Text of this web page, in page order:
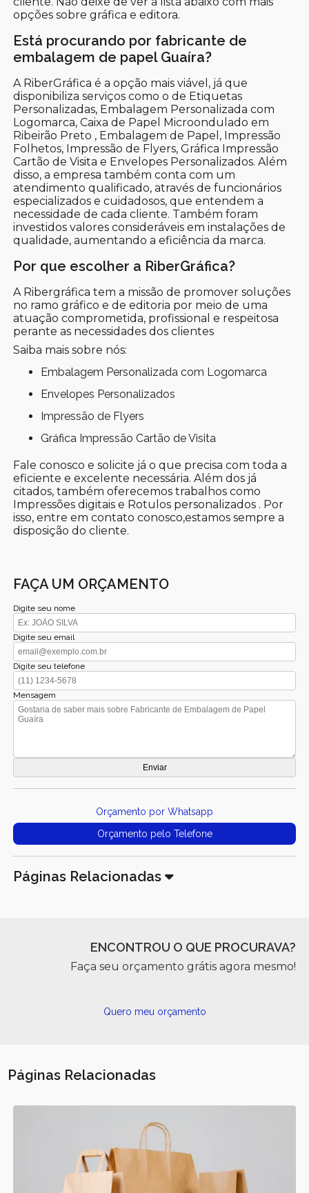
opções sobre gráfica e editora.
Está procurando por fabricante de
embalagem de papel Guaíra?
A RiberGráfica é a opção mais viável, já que
disponibiliza serviços como o de Etiquetas
Personalizadas, Embalagem Personalizada com
Logomarca, Caixa de Papel Microondulado em
Ribeirão Preto , Embalagem de Papel, Impressão
Folhetos, Impressão de Flyers, Gráfica Impressão
Cartão de Visita e Envelopes Personalizados. Além
disso, a empresa também conta com um
atendimento qualificado, através de funcionários
especializados e cuidadosos, que entendem a
necessidade de cada cliente. Também foram
investidos valores consideráveis em instalações de
qualidade, aumentando a eficiência da marca.
Por que escolher a RiberGráfica?
A Ribergráfica tem a missão de promover soluções
no ramo gráfico e de editoria por meio de uma
atuação comprometida, profissional e respeitosa
perante as necessidades dos clientes
Saiba mais sobre nós:
Embalagem Personalizada com Logomarca
Envelopes Personalizados
Impressão de Flyers
Gráfica Impressão Cartão de Visita
Fale conosco e solicite já o que precisa com toda a
eficiente e excelente necessária. Além dos já
citados, também oferecemos trabalhos como
Impressões digitais e Rotulos personalizados . Por
isso, entre em contato conosco,estamos sempre a
disposição do cliente.
FAÇA UM ORÇAMENTO
Digite seu nome
Digite seu email
Digite seu telefone
Mensagem
Orçamento por Whatsapp
Orçamento pelo Telefone
Páginas Relacionadas
ENCONTROU O QUE PROCURAVA?
Faça seu orçamento grátis agora mesmo!
Quero meu orçamento
Páginas Relacionadas